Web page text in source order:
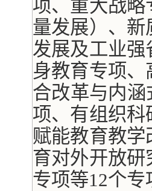
项、重大战
量发展）、
发展及工业
身教育专项
合改革与内涵
项、有组织
赋能教育教
育对外开放
专项等12个专